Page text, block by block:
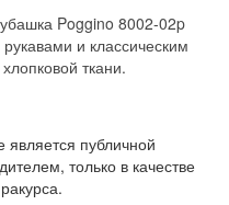
Poggino 8002-02p
и классическим
ткани.
публичной
только в качестве